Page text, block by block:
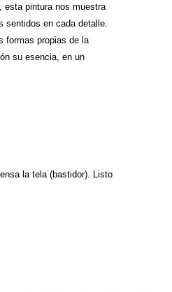
esta pintura nos muestra
sentidos en cada detalle.
formas propias de la
su esencia, en un
la tela (bastidor). Listo